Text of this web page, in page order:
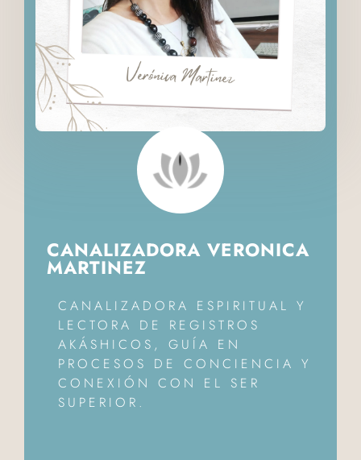
CANALIZADORA VERONICA
MARTINEZ
CANALIZADORA ESPIRITUAL Y
LECTORA DE REGISTROS
AKÁSHICOS, GUÍA EN
PROCESOS DE CONCIENCIA Y
CONEXIÓN CON EL SER
SUPERIOR.